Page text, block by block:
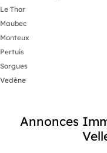
Le Thor
Maubec
Monteux
Pertuis
Sorgues
Vedène
Annonces